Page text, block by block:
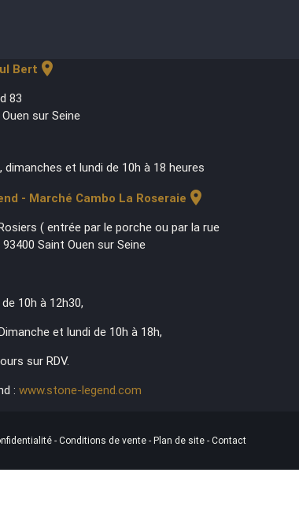
Bert location_on
83
sur Seine
dimanches et lundi de 10h à 18 heures
- Marché Cambo La Roseraie location_on
( entrée par le porche ou par la rue
Saint Ouen sur Seine
10h à 12h30,
et lundi de 10h à 18h,
sur RDV.
: www.stone-legend.com
- Conditions de vente - Plan de site - Contact